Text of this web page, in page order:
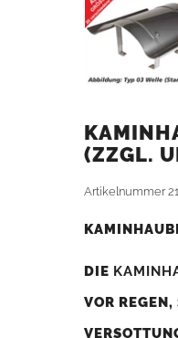
ZZGL.
Artikelnummer
DIE
VOR